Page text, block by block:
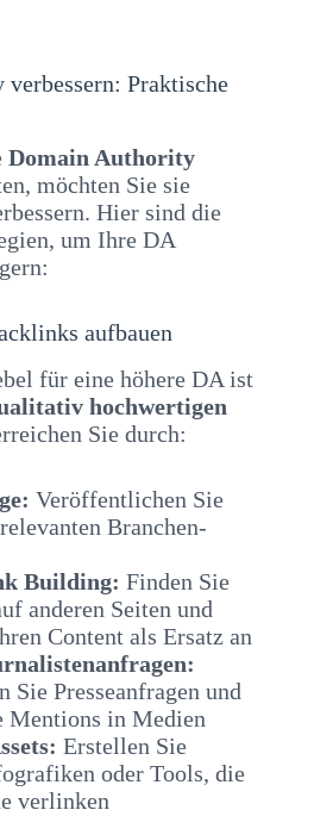
Praktische
Domain Authority
möchten Sie sie
Hier sind die
um Ihre DA
aufbauen
für eine höhere DA ist
hochwertigen
Sie durch:
Veröffentlichen Sie
Branchen-
Building: Finden Sie
anderen Seiten und
Content als Ersatz an
Sie Presseanfragen und
Mentions in Medien
Erstellen Sie
oder Tools, die
verlinken